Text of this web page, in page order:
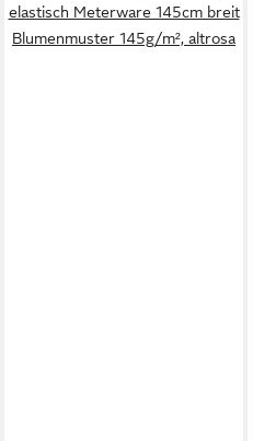
elastisch Meterware 145cm breit
Blumenmuster 145g/m², altrosa